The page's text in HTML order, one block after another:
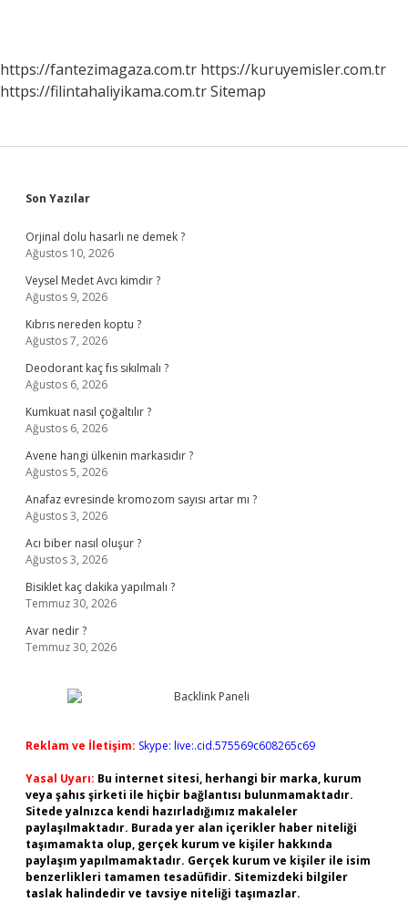
https://fantezimagaza.com.tr https://kuruyemisler.com.tr
https://filintahaliyikama.com.trSitemap
Sidebar
Son Yazılar
Orjinal dolu hasarlı ne demek ?
Ağustos 10, 2026
Veysel Medet Avcı kimdir ?
Ağustos 9, 2026
Kıbrıs nereden koptu ?
Ağustos 7, 2026
Deodorant kaç fıs sıkılmalı ?
Ağustos 6, 2026
Kumkuat nasıl çoğaltılır ?
Ağustos 6, 2026
Avene hangi ülkenin markasıdır ?
Ağustos 5, 2026
Anafaz evresinde kromozom sayısı artar mı ?
Ağustos 3, 2026
Acı biber nasıl oluşur ?
Ağustos 3, 2026
Bisiklet kaç dakika yapılmalı ?
Temmuz 30, 2026
Avar nedir ?
Temmuz 30, 2026
Reklam ve İletişim: Skype: live:.cid.575569c608265c69
Yasal Uyarı: Bu internet sitesi, herhangi bir marka, kurum
veya şahıs şirketi ile hiçbir bağlantısı bulunmamaktadır.
Sitede yalnızca kendi hazırladığımız makaleler
paylaşılmaktadır. Burada yer alan içerikler haber niteliği
taşımamakta olup, gerçek kurum ve kişiler hakkında
paylaşım yapılmamaktadır. Gerçek kurum ve kişiler ile isim
benzerlikleri tamamen tesadüfidir. Sitemizdeki bilgiler
taslak halindedir ve tavsiye niteliği taşımazlar.